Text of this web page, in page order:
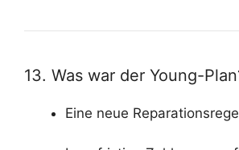
13. Was war der Young-
Eine neue